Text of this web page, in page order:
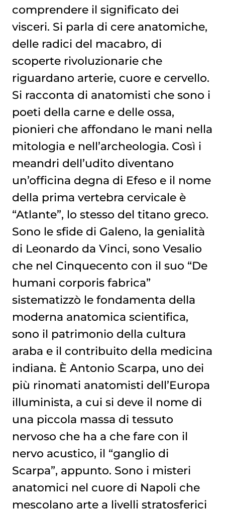
comprendere il significato dei
visceri. Si parla di cere anatomiche,
delle radici del macabro, di
scoperte rivoluzionarie che
riguardano arterie, cuore e cervello.
Si racconta di anatomisti che sono i
poeti della carne e delle ossa,
pionieri che affondano le mani nella
mitologia e nell’archeologia. Così i
meandri dell’udito diventano
un’officina degna di Efeso e il nome
della prima vertebra cervicale è
“Atlante”, lo stesso del titano greco.
Sono le sfide di Galeno, la genialità
di Leonardo da Vinci, sono Vesalio
che nel Cinquecento con il suo “De
humani corporis fabrica”
sistematizzò le fondamenta della
moderna anatomica scientifica,
sono il patrimonio della cultura
araba e il contribuito della medicina
indiana. È Antonio Scarpa, uno dei
più rinomati anatomisti dell’Europa
illuminista, a cui si deve il nome di
una piccola massa di tessuto
nervoso che ha a che fare con il
nervo acustico, il “ganglio di
Scarpa”, appunto. Sono i misteri
anatomici nel cuore di Napoli che
mescolano arte a livelli stratosferici